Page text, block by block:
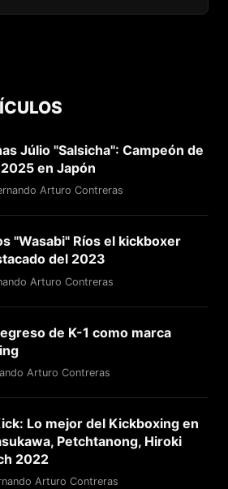
Júlio "Salsicha": Campeón de
en Japón
Arturo Contreras
"Wasabi" Ríos el kickboxer
del 2023
Arturo Contreras
de K-1 como marca
Arturo Contreras
Lo mejor del Kickboxing en
Petchtanong, Hiroki
2022
Arturo Contreras